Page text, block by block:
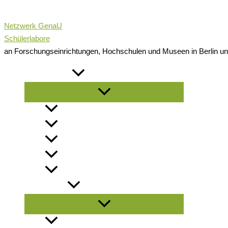
Inhalt
springen
Netzwerk GenaU
Schülerlabore
an Forschungseinrichtungen, Hochschulen und Museen in Berlin
Menü
umschalten
Menü
umschalten